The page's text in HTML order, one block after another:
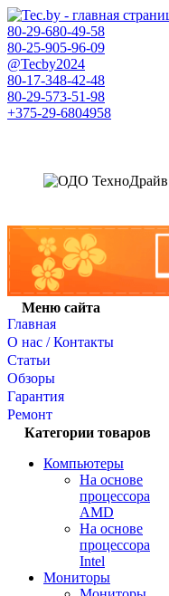
80-29-680-49-58
80-25-905-96-09
@Tecby2024
80-17-348-42-48
80-29-573-51-98
+375-29-6804958
Меню сайта
Главная
О нас / Контакты
Статьи
Обзоры
Гарантия
Ремонт
Категории товаров
Компьютеры
На основе
процессора
AMD
На основе
процессора
Intel
Мониторы